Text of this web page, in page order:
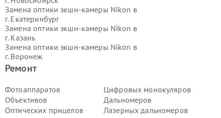
Ремонт
Фотоаппаратов
Объективов
Оптических прицелов
Цифровых монокуляров
Дальномеров
Лазерных дальномеров
Замена оптики экшн-камеры Nikon в
г. Екатеринбург
Замена оптики экшн-камеры Nikon в
г. Казань
Замена оптики экшн-камеры Nikon в
г. Воронеж
Замена оптики экшн-камеры Nikon в
Замена оптики экшн-камеры Nikon в
г.Самара
Замена оптики экшн-камеры Nikon в
г.Пермь